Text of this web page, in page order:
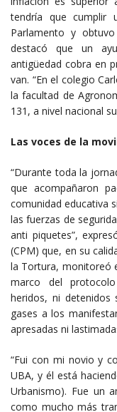
tendría que cumplir
Parlamento y
destacó que un
antigüedad cobra en
van. “En el colegio
la facultad de
131, a nivel nacional
Las voces de la
“Durante toda la
que acompañaron
comunidad educativa
las fuerzas de
anti piquetes”,
(CPM) que, en su
la Tortura, monitoreó
marco del
heridos, ni
gases a los
apresadas ni
“Fui con mi novio y
UBA, y él está
Urbanismo). Fue un
como mucho más